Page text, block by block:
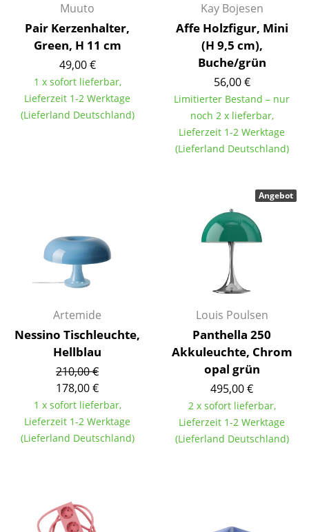
Beistell- & Rollcontainer
Barmöbel
Garderoben
Kleinaufbewahrung
... alle Aufbewahrungsmöbel
Tischleuchten
Schreibtischleuchten
Wandleuchten
Outdoor-Leuchten
Akkuleuchten
... alle Leuchten
Einzelbetten
Muuto
Pair Kerzenhalter,
Green, H 11 cm
49,00 €
1 x sofort lieferbar,
Lieferzeit 1-2 Werktage
(Lieferland Deutschland)
Kay Bojesen
Affe Holzfigur, Mini
(H 9,5 cm),
Buche/grün
56,00 €
Limitierter Bestand – nur
noch 2 x lieferbar,
Lieferzeit 1-2 Werktage
(Lieferland Deutschland)
Artemide
Nessino Tischleuchte,
Hellblau
210,00 €
178,00 €
1 x sofort lieferbar,
Lieferzeit 1-2 Werktage
(Lieferland Deutschland)
Louis Poulsen
Panthella 250
Akkuleuchte, Chrom
opal grün
495,00 €
2 x sofort lieferbar,
Lieferzeit 1-2 Werktage
(Lieferland Deutschland)
Angebot